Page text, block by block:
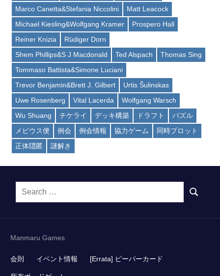
Marco Canetta&Stefania Niccolini
Matt Leacock
Michael Kiesling&Wolfgang Kramer
Prospero Hall
Reiner Knizia
Rüdiger Dorn
Shem Phillips&S J Macdonald
Ted Alspach
Thomas Sing
Tommaso Battista&Simone Luciani
Trevor Benjamin&Brett J. Gilbert
Urtis Šulinskas
Uwe Rosenberg
Vital Lacerda
Wolfgang Warsch
Wu Shuang
チケライ デッキ構築 ドラフト
パズル
メビウス便
例会 例会情報 協力ゲーム
同時プロット
正体隠匿
謎解き
Search
SEARCH
Manmaru Games
会則 イベント情報 [Errata] ピーパーカード